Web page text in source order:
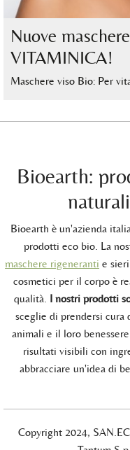
Nuove
VITAMINICA!
Maschere viso Bio: Per
Bioearth:
Bioearth è un'azienda
prodotti eco bio. La
maschere rigeneranti e
cosmetici per il corpo è
qualità. I nostri prodotti
sceglie di prendersi
animali e il loro
risultati visibili con
abbracciare un'idea di
Copyright 2024,